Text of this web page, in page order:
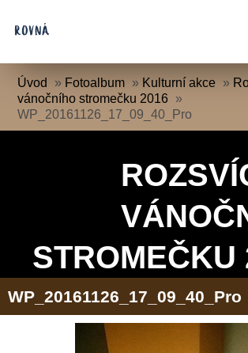
Úvod » Fotoalbum » Kulturní akce »
vánočního stromečku 2016 »
WP_20161126_17_09_40_Pro
STROMEČKU
WP_20161126_17_09_40_Pro